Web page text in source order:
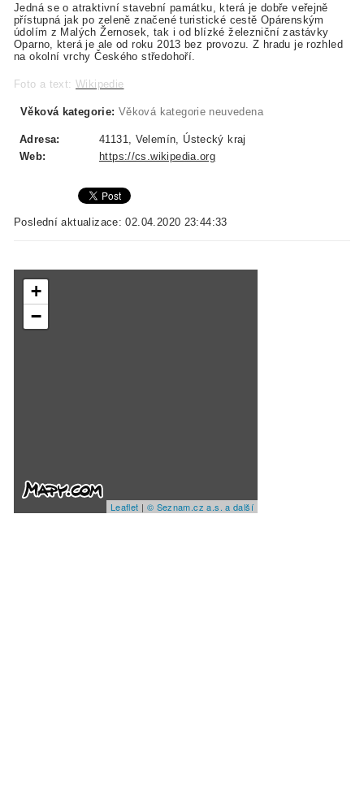
Jedná se o atraktivní stavební památku, která je dobře veřejně
přístupná jak po zeleně značené turistické cestě Opárenským
údolím z Malých Žernosek, tak i od blízké železniční zastávky
Oparno, která je ale od roku 2013 bez provozu. Z hradu je rozhled
na okolní vrchy Českého středohoří.
Foto a text: Wikipedie
Věková kategorie: Věková kategorie neuvedena
Adresa:
41131, Velemín, Ústecký kraj
Web:
https://cs.wikipedia.org
Poslední aktualizace: 02.04.2020 23:44:33
+
−
Leaflet | © Seznam.cz a.s. a další